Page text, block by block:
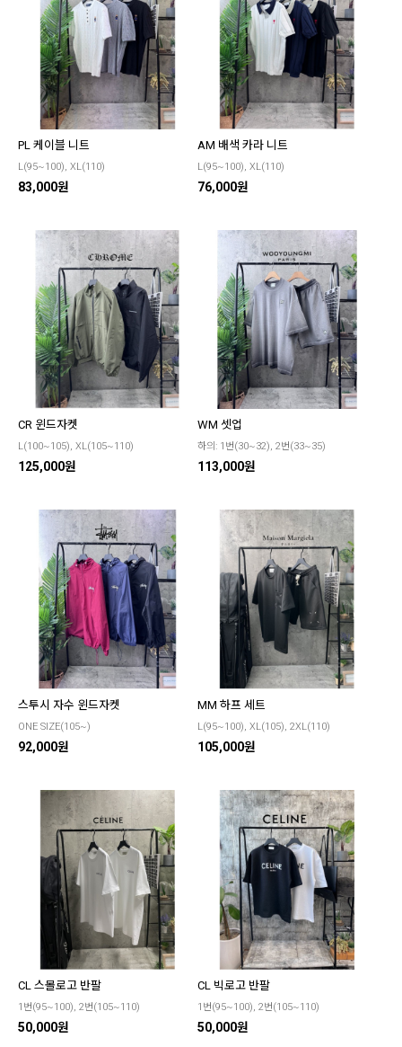
PL 케이블 니트
L(95~100), XL(110)
83,000원
AM 배색 카라 니트
L(95~100), XL(110)
76,000원
CR 윈드자켓
L(100~105), XL(105~110)
125,000원
WM 셋업
하의: 1번(30~32), 2번(33~35)
113,000원
스투시 자수 윈드자켓
ONE SIZE(105~)
92,000원
MM 하프 세트
L(95~100), XL(105), 2XL(110)
105,000원
CL 스몰로고 반팔
1번(95~100), 2번(105~110)
50,000원
CL 빅로고 반팔
1번(95~100), 2번(105~110)
50,000원